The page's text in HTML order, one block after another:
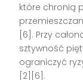
które chronią
[6]. Przy
sztywność
ograniczyć
[2][6].